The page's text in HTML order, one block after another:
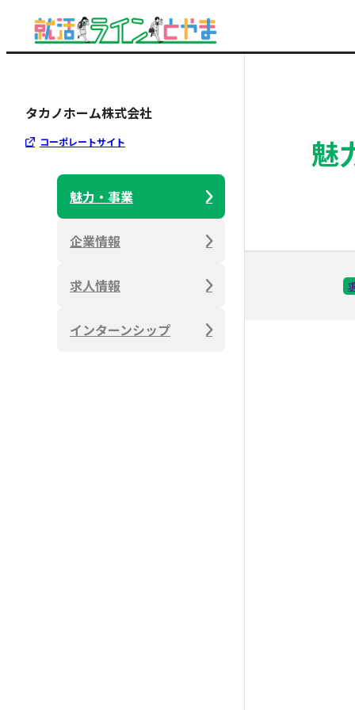
タカノホーム株式会社
コーポレートサイト
魅力・事業
企業情報
求人情報
インターンシップ
魅